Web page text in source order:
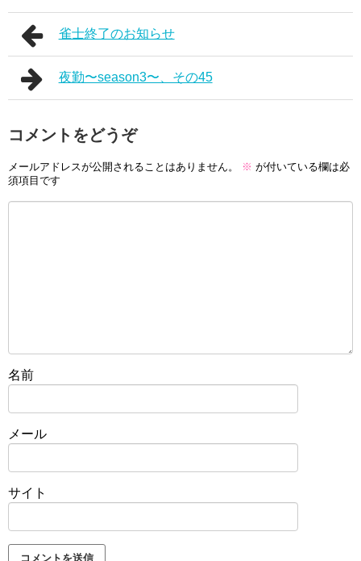
雀士終了のお知らせ
夜勤〜season3〜、その45
コメントをどうぞ
メールアドレスが公開されることはありません。 ※ が付いている欄は必
須項目です
名前
メール
サイト